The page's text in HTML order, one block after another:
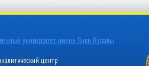
университет имени Янки Купалы
центр